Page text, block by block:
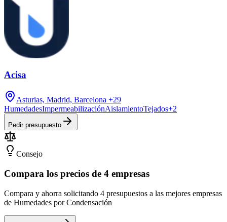
Acisa
Asturias, Madrid, Barcelona +29
HumedadesImpermeabilizaciónAislamientoTejados+2
Pedir presupuesto
Consejo
Compara los precios de 4 empresas
Compara y ahorra solicitando 4 presupuestos a las mejores empresas
de Humedades por Condensación